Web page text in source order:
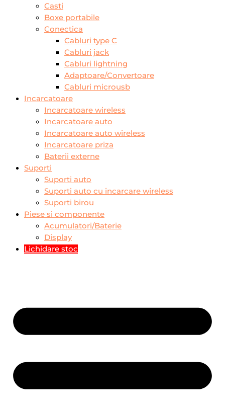
Casti
Boxe portabile
Conectica
Cabluri type C
Cabluri jack
Cabluri lightning
Adaptoare/Convertoare
Cabluri microusb
Incarcatoare
Incarcatoare wireless
Incarcatoare auto
Incarcatoare auto wireless
Incarcatoare priza
Baterii externe
Suporti
Suporti auto
Suporti auto cu incarcare wireless
Suporti birou
Piese si componente
Acumulatori/Baterie
Display
Lichidare stoc